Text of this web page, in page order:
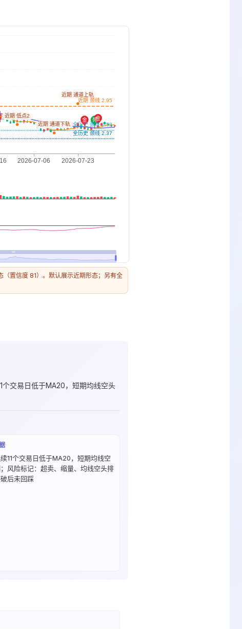
（置信度 81）。默认展示近期形态；另有全
交易日低于MA20，短期均线空头
11个交易日低于MA20，短期均线空
风险标记：超卖、缩量、均线空头排
后未回踩